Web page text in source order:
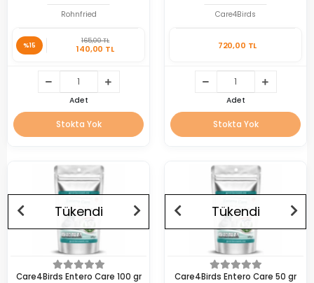
Rohnfried
%15
165,00 TL
140,00 TL
Adet
Stokta Yok
Care4Birds
720,00 TL
Adet
Stokta Yok
Tükendi
Care4Birds Entero Care 100 gr
Tükendi
Care4Birds Entero Care 50 gr